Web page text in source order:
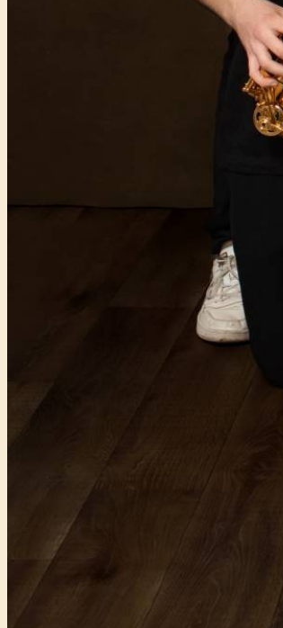
Főtámogató: